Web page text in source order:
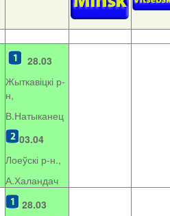
28.03
Жыткавіцкі р-
н,
В.Натыканец
03.04
Лоеўскі р-н.,
А.Халандач
28.03